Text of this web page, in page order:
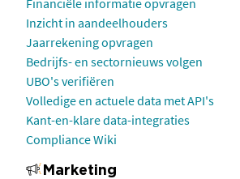
Financiële informatie opvragen
Inzicht in aandeelhouders
Jaarrekening opvragen
Bedrijfs- en sectornieuws volgen
UBO's verifiëren
Volledige en actuele data met API's
Kant-en-klare data-integraties
Compliance Wiki
Marketing